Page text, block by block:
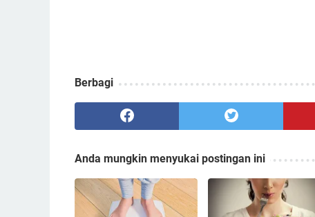
Berbagi
Anda mungkin menyukai postingan ini